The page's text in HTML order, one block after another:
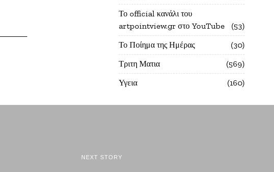
Το official κανάλι του
artpointview.gr στο YouTube
53
Το Ποίημα της Ημέρας
30
Τριτη Ματια
569
Υγεια
160
NEXT STORY